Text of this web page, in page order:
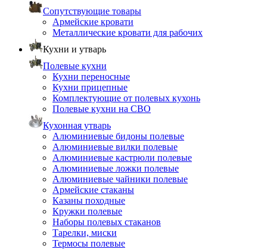
Сопутствующие товары
Армейские кровати
Металлические кровати для рабочих
Кухни и утварь
Полевые кухни
Кухни переносные
Кухни прицепные
Комплектующие от полевых кухонь
Полевые кухни на СВО
Кухонная утварь
Алюминиевые бидоны полевые
Алюминиевые вилки полевые
Алюминиевые кастрюли полевые
Алюминиевые ложки полевые
Алюминиевые чайники полевые
Армейские стаканы
Казаны походные
Кружки полевые
Наборы полевых стаканов
Тарелки, миски
Термосы полевые